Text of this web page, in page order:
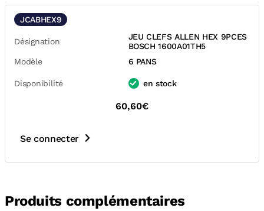
JCABHEX9
Désignation
JEU CLEFS ALLEN HEX 9PCES
BOSCH 1600A01TH5
Modèle
6 PANS
Disponibilité en stock
60,60€
Se connecter
Produits complémentaires